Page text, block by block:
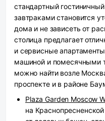
стандартный
завтраками становится
дома и не зависеть от
столица предлагает
и сервисные
машиной и помесячными
можно найти возле
проспекте и в районе
Plaza Garden Moscow
на